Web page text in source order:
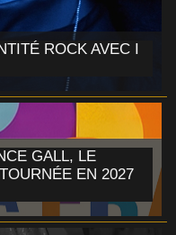
ROCK AVEC I
GALL, LE
EN 2027